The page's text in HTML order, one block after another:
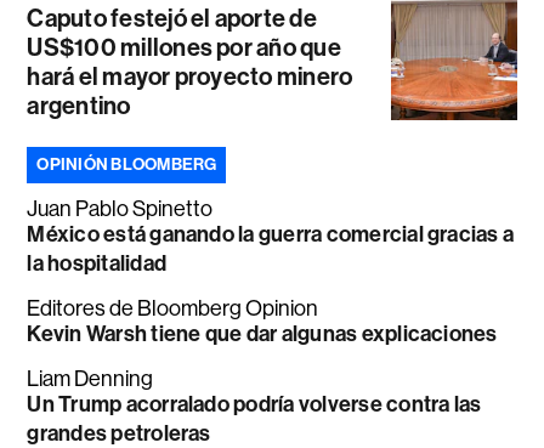
Caputo festejó el aporte de
US$100 millones por año que
hará el mayor proyecto minero
argentino
OPINIÓN BLOOMBERG
Juan Pablo Spinetto
México está ganando la guerra comercial gracias a
la hospitalidad
Editores de Bloomberg Opinion
Kevin Warsh tiene que dar algunas explicaciones
Liam Denning
Un Trump acorralado podría volverse contra las
grandes petroleras